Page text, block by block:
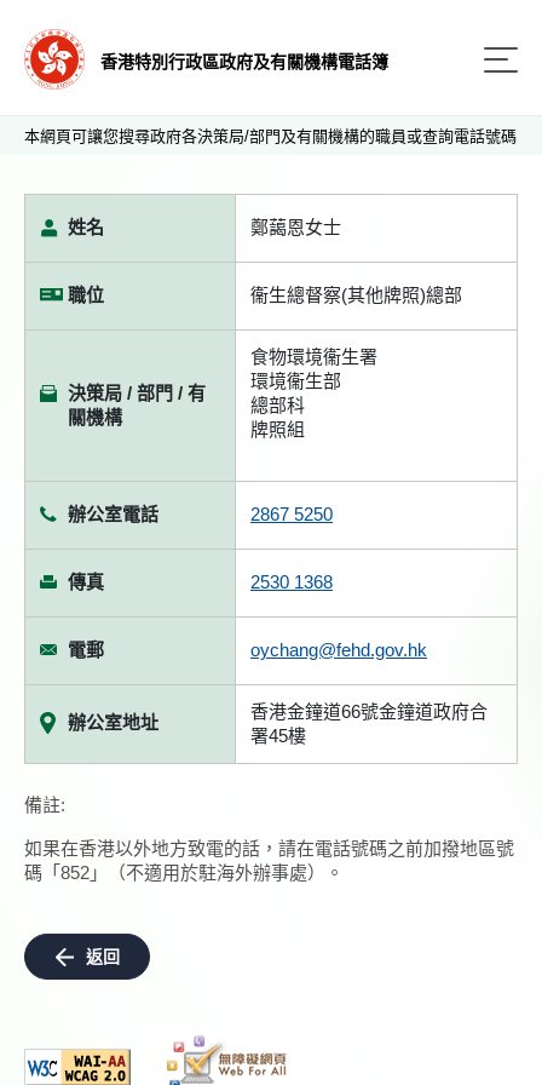
香港特別行政區政府及有關機構電話簿
本網頁可讓您搜尋政府各決策局/部門及有關機構的職員或查詢電話號碼
姓名 鄭藹恩女士
職位 衞生總督察(其他牌照)總部
決策局 / 部門 / 有
關機構
食物環境衞生署
環境衞生部
總部科
牌照組
辦公室電話 2867 5250
傳真 2530 1368
電郵 oychang@fehd.gov.hk
辦公室地址
香港金鐘道66號金鐘道政府合
署45樓
備註:
如果在香港以外地方致電的話，請在電話號碼之前加撥地區號
碼「852」（不適用於駐海外辦事處）。
返回